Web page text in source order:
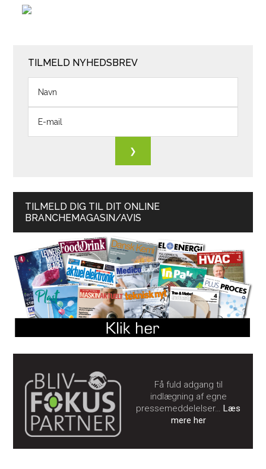
TILMELD NYHEDSBREV
TILMELD DIG TIL DIT ONLINE
BRANCHEMAGASIN/AVIS
Få fuld adgang til
indlægning af egne
pressemeddelelser…Læs
mere her